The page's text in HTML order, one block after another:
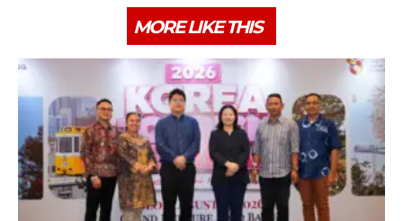
MORE LIKE THIS